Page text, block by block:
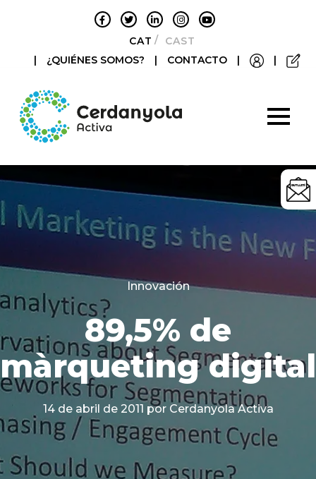
CATALÀCASTELLANO
|
¿QUIÉNES SOMOS? | CONTACTO | |
Categories
Innovación
89,5% de
màrqueting digital
14 de abril de 2011 por Cerdanyola Activa